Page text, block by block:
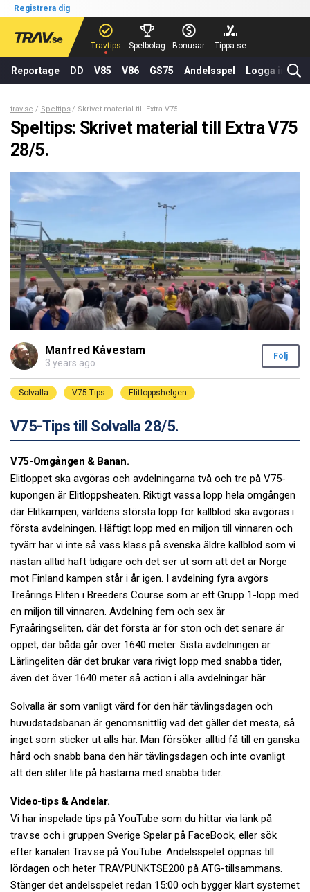
Registrera dig
Travtips Spelbolag Bonusar Tippa.se
Reportage DD V85 V86 GS75 Andelsspel Logga in
trav.se Speltips Skrivet material till Extra V75 28/5.
Speltips: Skrivet material till Extra V75
28/5.
Manfred Kåvestam
3 years ago
Följ
Solvalla V75 Tips Elitloppshelgen
V75-Tips till Solvalla 28/5.
V75-Omgången & Banan.
Elitloppet ska avgöras och avdelningarna två och tre på V75-
kupongen är Elitloppsheaten. Riktigt vassa lopp hela omgången
där Elitkampen, världens största lopp för kallblod ska avgöras i
första avdelningen. Häftigt lopp med en miljon till vinnaren och
tyvärr har vi inte så vass klass på svenska äldre kallblod som vi
nästan alltid haft tidigare och det ser ut som att det är Norge
mot Finland kampen står i år igen. I avdelning fyra avgörs
Treårings Eliten i Breeders Course som är ett Grupp 1-lopp med
en miljon till vinnaren. Avdelning fem och sex är
Fyraåringseliten, där det första är för ston och det senare är
öppet, där båda går över 1640 meter. Sista avdelningen är
Lärlingeliten där det brukar vara rivigt lopp med snabba tider,
även det över 1640 meter så action i alla avdelningar här.
Solvalla är som vanligt värd för den här tävlingsdagen och
huvudstadsbanan är genomsnittlig vad det gäller det mesta, så
inget som sticker ut alls här. Man försöker alltid få till en ganska
hård och snabb bana den här tävlingsdagen och inte ovanligt
att den sliter lite på hästarna med snabba tider.
Video-tips & Andelar.
Vi har inspelade tips på YouTube som du hittar via länk på
trav.se och i gruppen Sverige Spelar på FaceBook, eller sök
efter kanalen Trav.se på YouTube. Andelsspelet öppnas till
lördagen och heter TRAVPUNKTSE200 på ATG-tillsammans.
Stänger det andelsspelet redan 15:00 och bygger klart systemet